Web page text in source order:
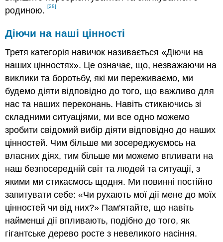
родиною.[28]
Діючи на наші цінності
Третя категорія навичок називається «Діючи на
наших цінностях». Це означає, що, незважаючи на
виклики та боротьбу, які ми переживаємо, ми
будемо діяти відповідно до того, що важливо для
нас та наших переконань. Навіть стикаючись зі
складними ситуаціями, ми все одно можемо
зробити свідомий вибір діяти відповідно до наших
цінностей. Чим більше ми зосереджуємось на
власних діях, тим більше ми можемо впливати на
наш безпосередній світ та людей та ситуації, з
якими ми стикаємось щодня. Ми повинні постійно
запитувати себе: «Чи рухають мої дії мене до моїх
цінностей чи від них?» Пам'ятайте, що навіть
найменші дії впливають, подібно до того, як
гігантське дерево росте з невеликого насіння.